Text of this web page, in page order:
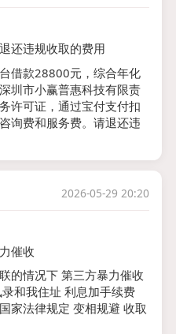
还违规收取的费用
借款28800元，综合年化
圳市小赢普惠科技有限责
许可证，通过宝付支付扣
询费和服务费。请退还违
2026-05-29 20:20
催收
的情况下 第三方暴力催收
规定 变相规避 收取